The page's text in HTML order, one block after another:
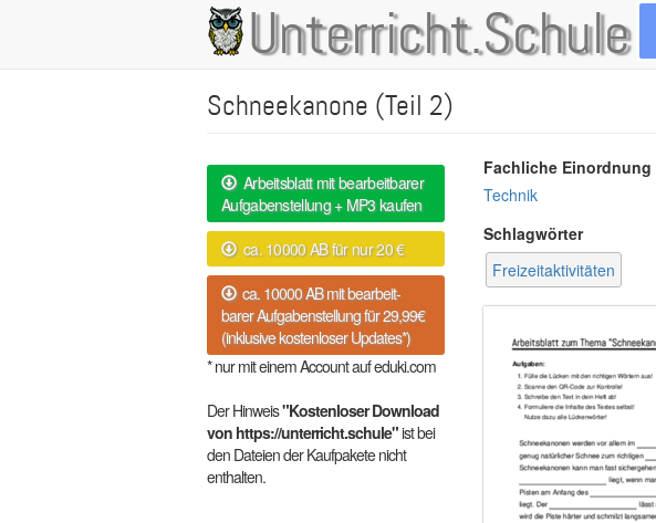
Unterricht.Schule
Main
navigation
Schneekanone (Teil 2)
Arbeitsblatt mit bearbeitbarer
Aufgabenstellung + MP3 kaufen
ca. 10000 AB für nur 20 €
ca. 10000 AB mit bearbeit-
barer Aufgabenstellung für 29,99€
(inklusive kostenloser Updates*)
* nur mit einem Account auf eduki.com
Der Hinweis"Kostenloser Download
von https://unterricht.schule"ist bei
den Dateien der Kaufpakete nicht
enthalten.
Fachliche Einordnung
Technik
Schlagwörter
Freizeitaktivitäten